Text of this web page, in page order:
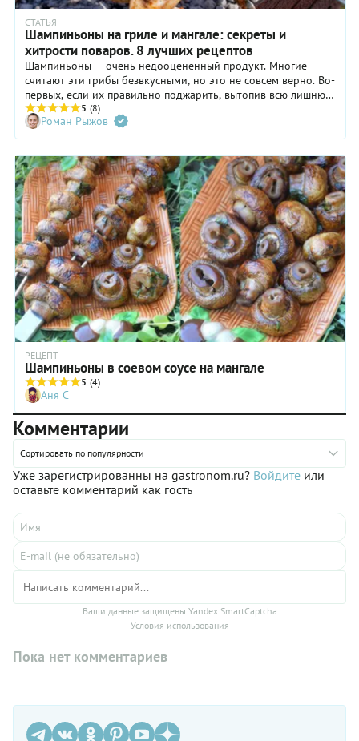
СТАТЬЯ
Шампиньоны на гриле и мангале: секреты и
хитрости поваров. 8 лучших рецептов
Шампиньоны — очень недооцененный продукт. Многие
считают эти грибы безвкусными, но это не совсем верно. Во-
первых, если их правильно поджарить, вытопив всю лишнюю
жидкость и карамелизовав, то появляется ощутимый
грибной вкус. А во-вторых, шампиньоны — это
отличная «губка» по текстуре, их можно замариновать,
придав всевозможные вкусы при помощи разных уксусов,
приправ, специй, и тогда уже использовать в качестве
основного ингредиента для большого количества блюд.
5 (8)
Роман Рыжов
РЕЦЕПТ
Шампиньоны в соевом соусе на мангале
5 (4)
Аня С
Комментарии
Сортировать по популярности
Уже зарегистрированны на gastronom.ru? Войдите или
оставьте комментарий как гость
Ваши данные защищены Yandex SmartCaptcha
Условия использования
Пока нет комментариев